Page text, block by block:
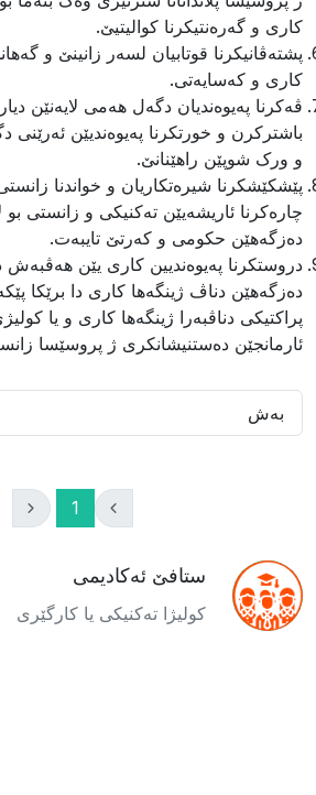
کارى و گەرەنتیکرنا کوالیتیێ.
پشتەڤانیکرنا قوتابیان لسەر زانینێ و
کارى و کەسایەتى.
ڤەکرنا پەیوەندیان دگەل هەمى لایەنێن
باشترکرن و خورتکرنا پەیوەندیێن ئەرێنى
و ورک شوپێن راهێنانێ.
پێشکێشکرنا شیرەتکاریان و خواندنا
چارەکرنا ئاریشەیێن تەکنیکی و زانستى بو
دەزگەهێن حکومی و کەرتێ تایبەت.
دروستکرنا پەیوەندیین کارى یێن
دەزگەهێن دناڤ ژینگەها کارى دا برێکا
پراکتیکى دناڤبەرا ژینگەها کارى و یا
ئارمانجێن دەستنیشانکرى ژ پروسێسا
بەش
1
ستافێ ئەکادیمی
کولیژا تەکنیکى یا کارگێرى